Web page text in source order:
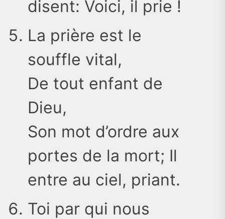
disent: Voici, il prie !
La prière est le
souffle vital,
De tout enfant de
Dieu,
Son mot d’ordre aux
portes de la mort; Il
entre au ciel, priant.
Toi par qui nous